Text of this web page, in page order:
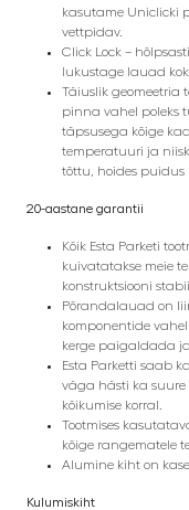
kasutame Uniclicki
vettpidav.
Click Lock –
lukustage lauad
Täiuslik geomeetria
pinna vahel poleks
täpsusega kõige
temperatuuri ja
tõttu, hoides puidus
20-aastane garantii
Kõik Esta Parketi
kuivatatakse meie
konstruktsiooni
Põrandalauad on
komponentide
kerge paigaldada
Esta Parketti saab
väga hästi ka
kõikumise korral.
Tootmises
kõige rangematele
Alumine kiht on
Kulumiskiht